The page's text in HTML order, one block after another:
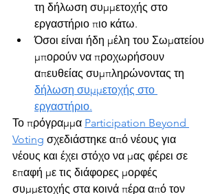
τη δήλωση συμμετοχής στο
εργαστήριο πιο κάτω.
Όσοι είναι ήδη μέλη του Σωματείου
μπορούν να προχωρήσουν
απευθείας συμπληρώνοντας τη
δήλωση συμμετοχής στο
εργαστήριο.
Το πρόγραμμα Participation Beyond
Voting σχεδιάστηκε από νέους για
νέους και έχει στόχο να μας φέρει σε
επαφή με τις διάφορες μορφές
συμμετοχής στα κοινά πέρα από τον